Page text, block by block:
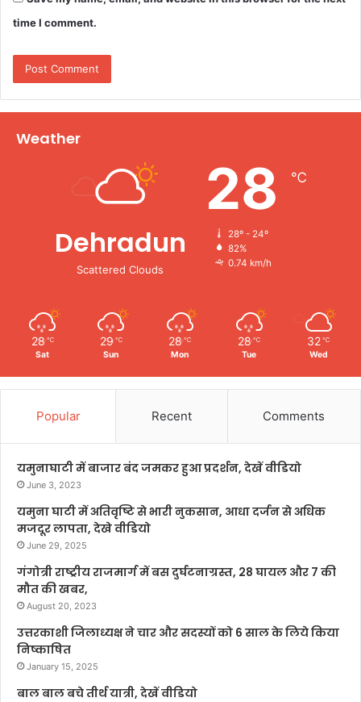
time I comment.
Weather
Dehradun
Scattered Clouds
28 ℃
28º - 24º
82%
0.74 km/h
28 ℃
Sat
29 ℃
Sun
28 ℃
Mon
28 ℃
Tue
32 ℃
Wed
Popular Recent Comments
यमुनाघाटी में बाजार बंद जमकर हुआ प्रदर्शन, देखें वीडियो
June 3, 2023
यमुना घाटी में अतिवृष्टि से भारी नुकसान, आधा दर्जन से अधिक
मजदूर लापता, देखे वीडियो
June 29, 2025
गंगोत्री राष्ट्रीय राजमार्ग में बस दुर्घटनाग्रस्त, 28 घायल और 7 की
मौत की खबर,
August 20, 2023
उत्तरकाशी जिलाध्यक्ष ने चार और सदस्यों को 6 साल के लिये किया
निष्काषित
January 15, 2025
बाल बाल बचे तीर्थ यात्री, देखें वीडियो